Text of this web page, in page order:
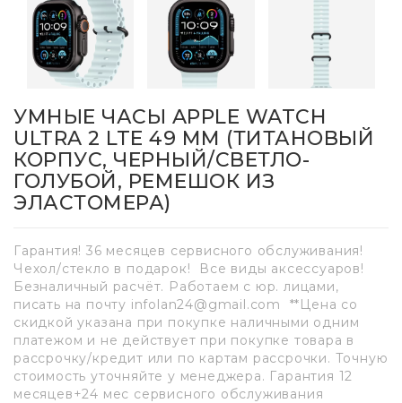
УМНЫЕ ЧАСЫ APPLE WATCH
ULTRA 2 LTE 49 ММ (ТИТАНОВЫЙ
КОРПУС, ЧЕРНЫЙ/СВЕТЛО-
ГОЛУБОЙ, РЕМЕШОК ИЗ
ЭЛАСТОМЕРА)
Гарантия! 36 месяцев сервисного обслуживания!
Чехол/стекло в подарок! Все виды аксессуаров!
Безналичный расчёт. Работаем с юр. лицами,
писать на почту infolan24@gmail.com **Цена со
скидкой указана при покупке наличными одним
платежом и не действует при покупке товара в
рассрочку/кредит или по картам рассрочки. Точную
стоимость уточняйте у менеджера. Гарантия 12
месяцев+24 мес сервисного обслуживания